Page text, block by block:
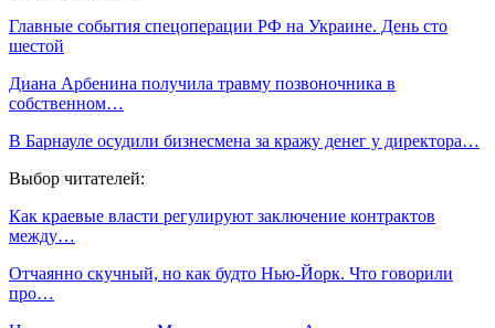
Главные события спецоперации РФ на Украине. День сто
шестой
Диана Арбенина получила травму позвоночника в
собственном…
В Барнауле осудили бизнесмена за кражу денег у директора…
Выбор читателей:
Как краевые власти регулируют заключение контрактов
между…
Отчаянно скучный, но как будто Нью-Йорк. Что говорили
про…